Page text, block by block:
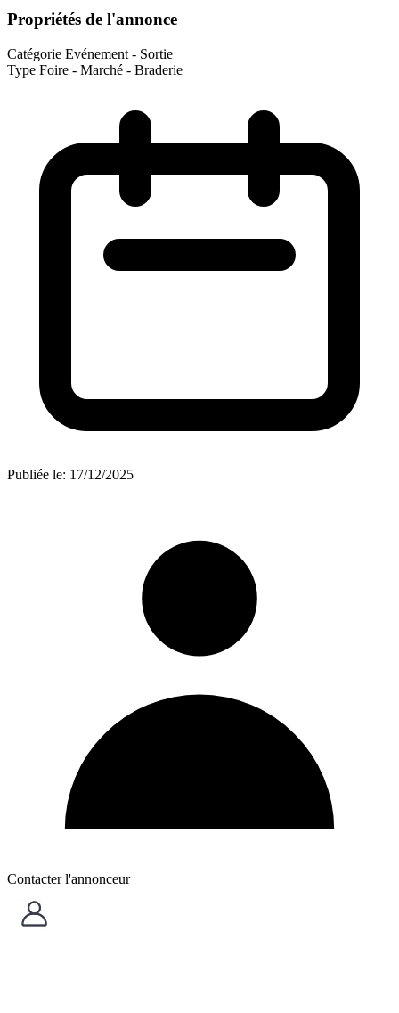
Propriétés de l'annonce
Catégorie Evénement - Sortie
Type Foire - Marché - Braderie
Publiée le: 17/12/2025
Contacter l'annonceur